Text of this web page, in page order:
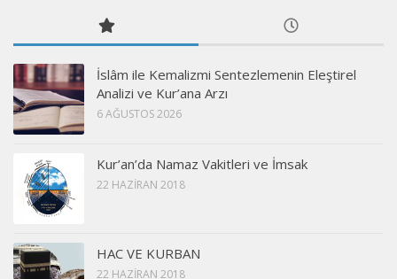
İslâm ile Kemalizmi Sentezlemenin Eleştirel
Analizi ve Kur’ana Arzı
6 AĞUSTOS 2026
Kur’an’da Namaz Vakitleri ve İmsak
22 HAZIRAN 2018
HAC VE KURBAN
22 HAZIRAN 2018